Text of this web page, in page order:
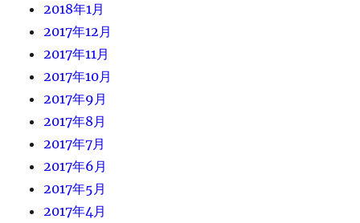
2018年1月
2017年12月
2017年11月
2017年10月
2017年9月
2017年8月
2017年7月
2017年6月
2017年5月
2017年4月